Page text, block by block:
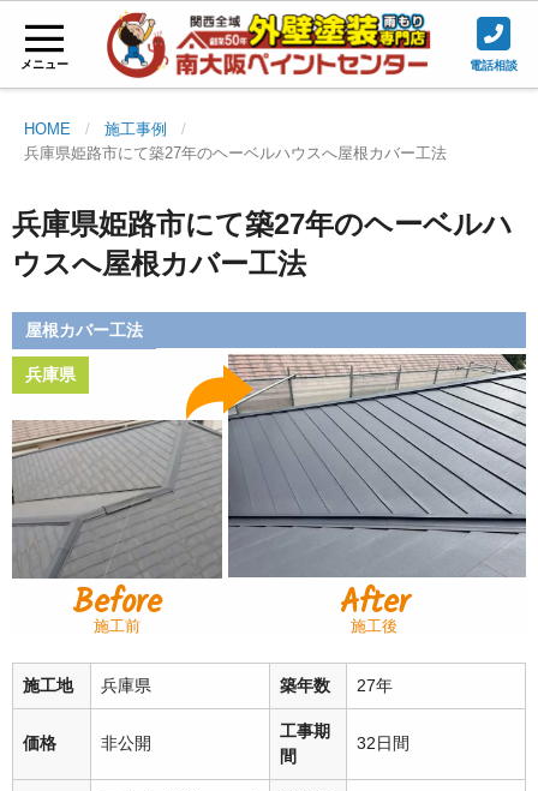
メニュー 電話相談
HOME
施工事例
兵庫県姫路市にて築27年のヘーベルハウスへ屋根カバー工法
兵庫県姫路市にて築27年のヘーベルハ
ウスへ屋根カバー工法
屋根カバー工法
兵庫県
Before
施工前 After
施工後
施工地 兵庫県 築年数 27年
価格 非公開
工事期
間
32日間